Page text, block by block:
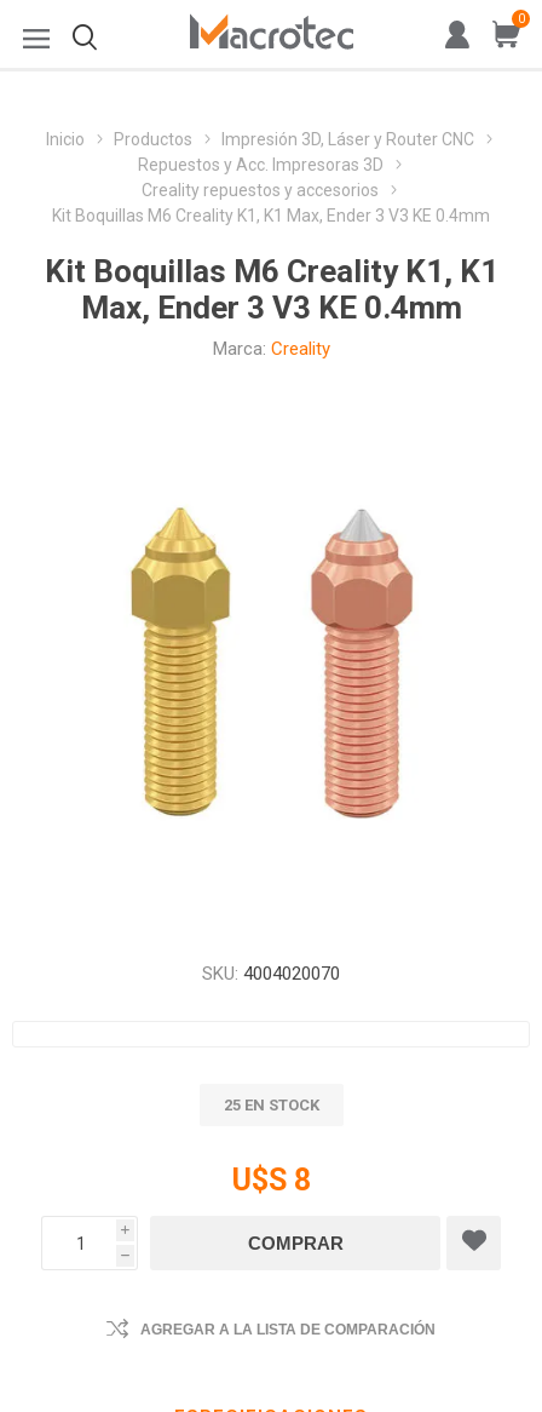
0
Inicio Productos
Impresión 3D, Láser y Router CNC
Repuestos y Acc. Impresoras 3D
Creality repuestos y accesorios
Kit Boquillas M6 Creality K1, K1 Max, Ender 3 V3 KE 0.4mm
Kit Boquillas M6 Creality K1, K1
Max, Ender 3 V3 KE 0.4mm
Marca: Creality
SKU: 4004020070
25 EN STOCK
U$S 8
i
h
AGREGAR A LA LISTA DE COMPARACIÓN